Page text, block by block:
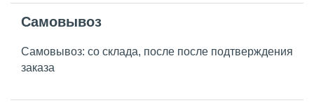
Самовывоз
Самовывоз: со склада, после после подтверждения
заказа